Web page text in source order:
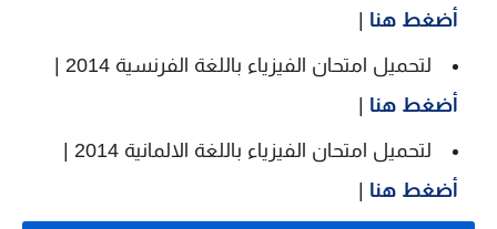
أضغط هنا
لتحميل امتحان الفيزياء باللغة الفرنسية 2014 |
أضغط هنا
لتحميل امتحان الفيزياء باللغة الالمانية 2014 |
أضغط هنا